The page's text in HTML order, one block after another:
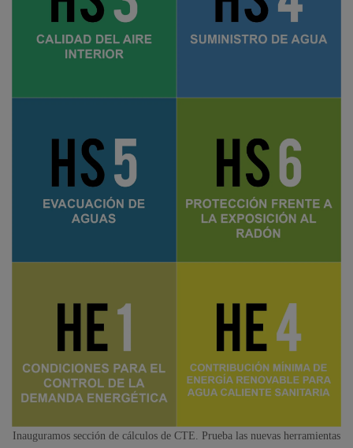
Inauguramos sección de cálculos de CTE. Prueba las nuevas herramientas